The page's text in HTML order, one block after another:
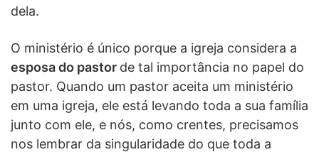
dela.
O ministério é único porque a igreja considera a
esposa do pastor de tal importância no papel do
pastor. Quando um pastor aceita um ministério
em uma igreja, ele está levando toda a sua família
junto com ele, e nós, como crentes, precisamos
nos lembrar da singularidade do que toda a